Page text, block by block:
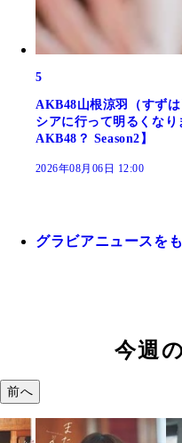
5
AKB48山根涼羽（すず
シアに行って明るくな
AKB48？ Season2】
2026年08月06日 12:00
グラビアニュースを
今週
前へ